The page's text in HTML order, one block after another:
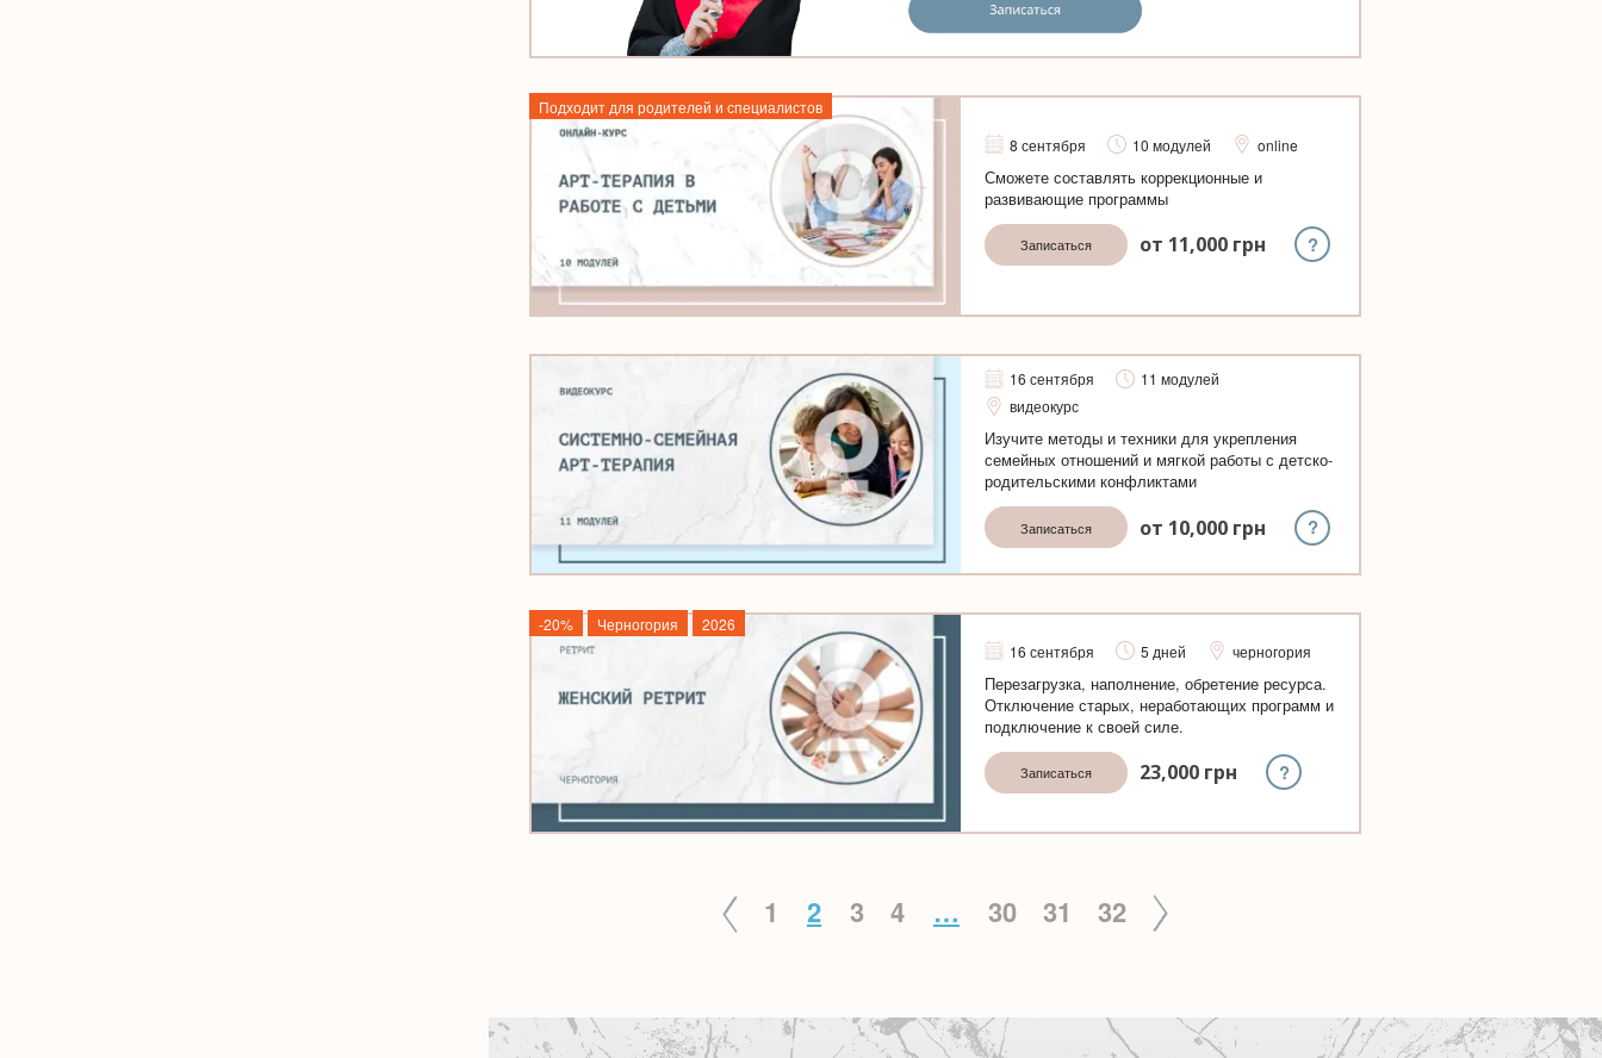
Подходит для родителей и специалистов
8 сентября
10 модулей online
Сможете составлять коррекционные и
развивающие программы
Записаться от 11,000 грн ?
16 сентября
11 модулей
видеокурс
Изучите методы и техники для укрепления
семейных отношений и мягкой работы с детско-
родительскими конфликтами
Записаться от 10,000 грн ?
-20% Черногория
2026
16 сентября
5 дней черногория
Перезагрузка, наполнение, обретение ресурса.
Отключение старых, неработающих программ и
подключение к своей силе.
Записаться 23,000 грн ?
1 2 3 4 … 30 31 32